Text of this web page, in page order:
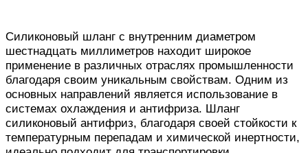
Силиконовый шланг с внутренним диаметром
шестнадцать миллиметров находит широкое
применение в различных отраслях промышленности
благодаря своим уникальным свойствам. Одним из
основных направлений является использование в
системах охлаждения и антифриза. Шланг
силиконовый антифриз, благодаря своей стойкости к
температурным перепадам и химической инертности,